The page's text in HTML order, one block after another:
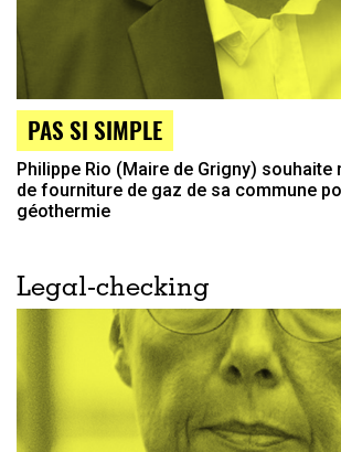
PAS SI SIMPLE
Philippe Rio (Maire de Grigny)
de fourniture de gaz de sa commune
géothermie
Legal-checking